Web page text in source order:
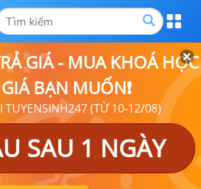
GIÁ - MUA KHOÁ HỌC
BẠN MUỐN❗
TUYENSINH247 (TỪ 10-12/08)
SAU 1 NGÀY